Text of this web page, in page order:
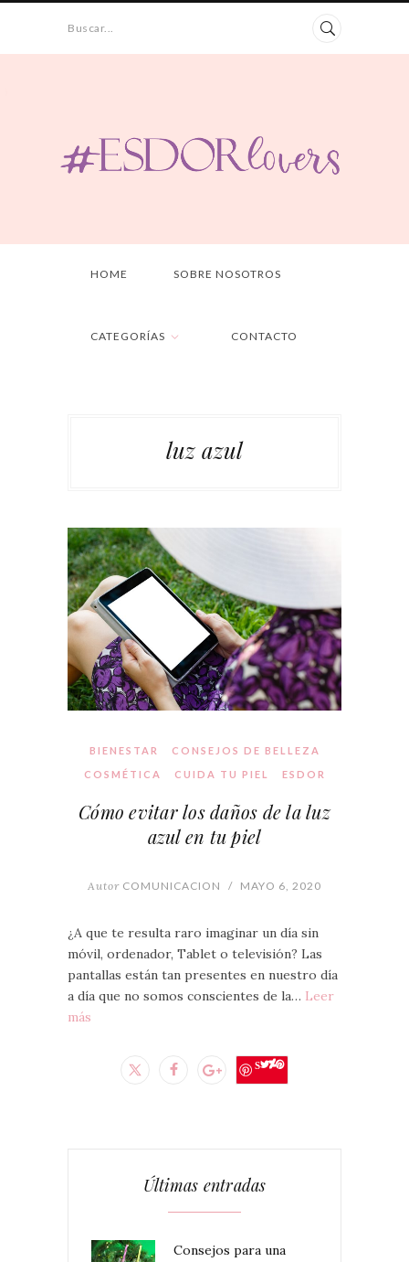
Buscar...
HOME SOBRE NOSOTROS
CATEGORÍAS CONTACTO
luz azul
BIENESTAR
CONSEJOS DE BELLEZA
COSMÉTICA
CUIDA TU PIEL ESDOR
Cómo evitar los daños de la luz
azul en tu piel
Autor COMUNICACION / MAYO 6, 2020
¿A que te resulta raro imaginar un día sin
móvil, ordenador, Tablet o televisión? Las
pantallas están tan presentes en nuestro día
a día que no somos conscientes de la… Leer
más
Save
Últimas entradas
Consejos para una